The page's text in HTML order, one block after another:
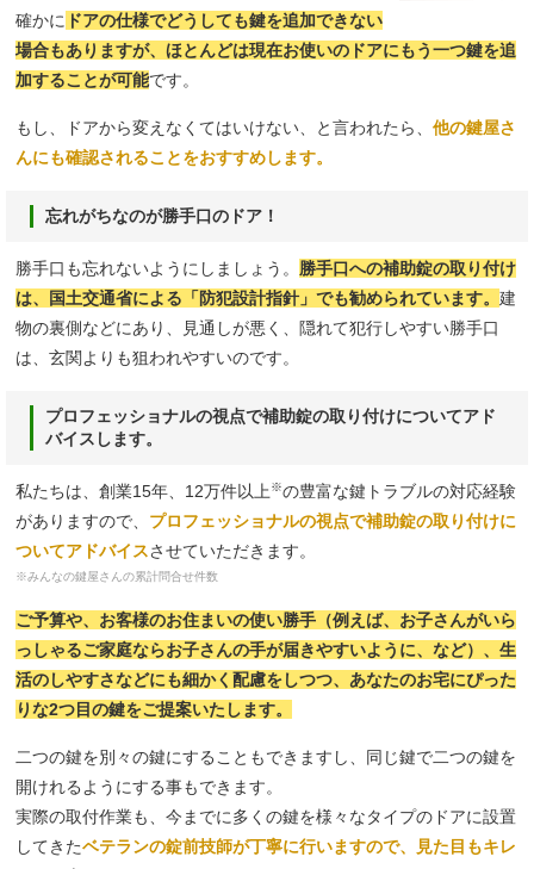
確かに ドアの仕様でどうしても鍵を追加できない
場合もありますが、ほとんどは現在お使いのドアにもう一つ鍵を追
加することが可能です。
もし、ドアから変えなくてはいけない、と言われたら、 他の鍵屋さ
んにも確認されることをおすすめします。
忘れがちなのが勝手口のドア！
勝手口も忘れないようにしましょう。 勝手口への補助錠の取り付け
は、国土交通省による「防犯設計指針」でも勧められています。 建
物の裏側などにあり、見通しが悪く、隠れて犯行しやすい勝手口
は、玄関よりも狙われやすいのです。
プロフェッショナルの視点で補助錠の取り付けについてアド
バイスします。
私たちは、創業15年、12万件以上 ※の豊富な鍵トラブルの対応経験
がありますので、 プロフェッショナルの視点で補助錠の取り付けに
ついてアドバイスさせていただきます。
※みんなの鍵屋さんの累計問合せ件数
ご予算や、お客様のお住まいの使い勝手（例えば、お子さんがいら
っしゃるご家庭ならお子さんの手が届きやすいように、など）、生
活のしやすさなどにも細かく配慮をしつつ、あなたのお宅にぴった
りな2つ目の鍵をご提案いたします。
二つの鍵を別々の鍵にすることもできますし、同じ鍵で二つの鍵を
開けれるようにする事もできます。
実際の取付作業も、今までに多くの鍵を様々なタイプのドアに設置
してきたベテランの錠前技師が丁寧に行いますので、見た目もキレ